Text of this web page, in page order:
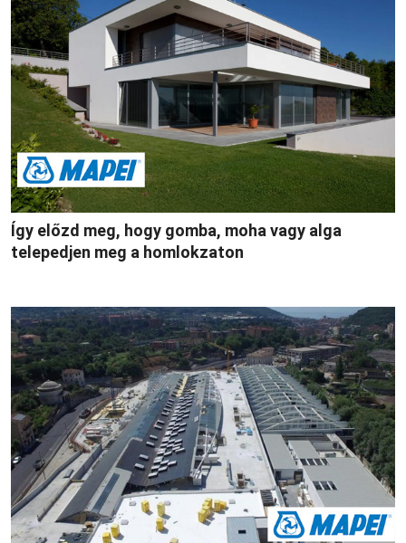
Így előzd meg, hogy gomba, moha vagy alga
telepedjen meg a homlokzaton